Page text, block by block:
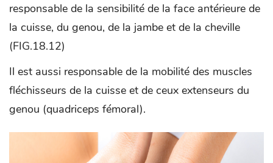
responsable de la sensibilité de la face antérieure de
la cuisse, du genou, de la jambe et de la cheville
(FIG.18.12)
Il est aussi responsable de la mobilité des muscles
fléchisseurs de la cuisse et de ceux extenseurs du
genou (quadriceps fémoral).